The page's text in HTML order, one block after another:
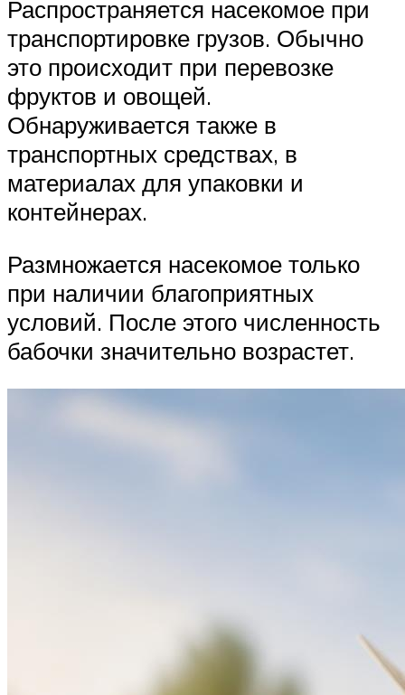
Распространяется насекомое при
транспортировке грузов. Обычно
это происходит при перевозке
фруктов и овощей.
Обнаруживается также в
транспортных средствах, в
материалах для упаковки и
контейнерах.
Размножается насекомое только
при наличии благоприятных
условий. После этого численность
бабочки значительно возрастет.